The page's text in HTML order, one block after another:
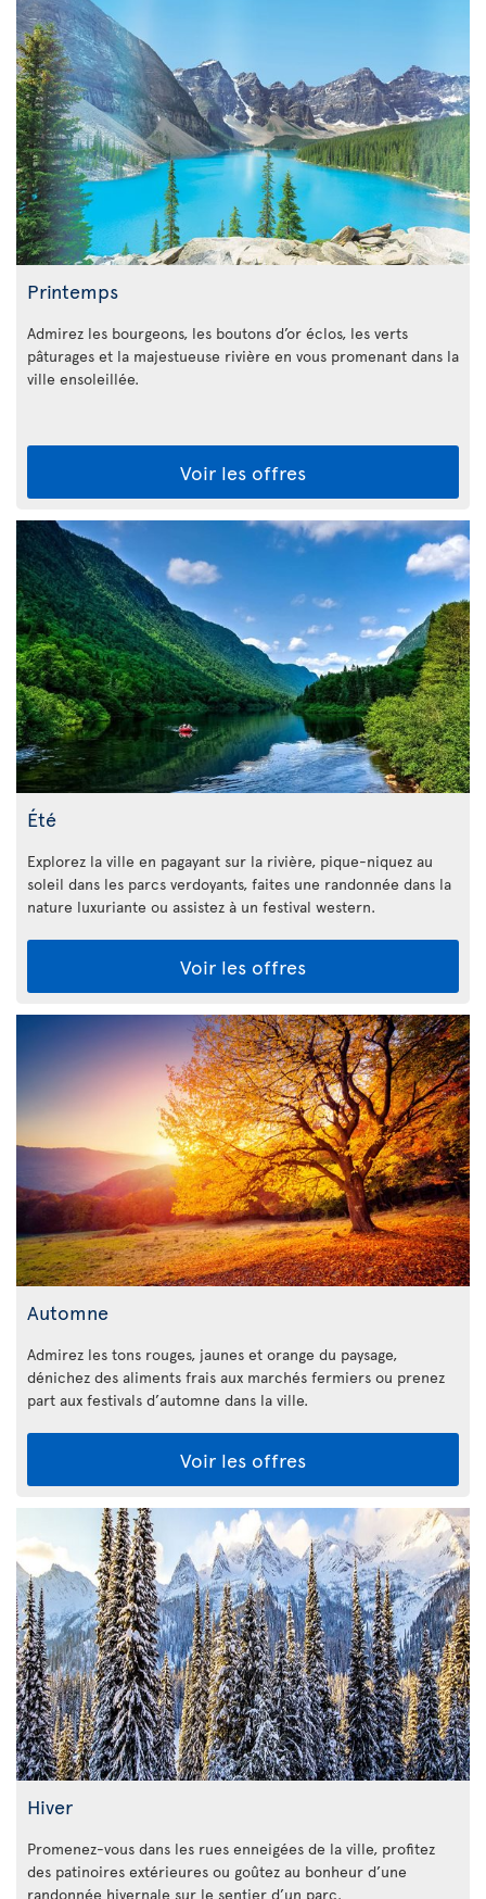
Printemps
Admirez les bourgeons, les boutons d’or éclos, les verts
pâturages et la majestueuse rivière en vous promenant dans la
ville ensoleillée.
Voir les offres
Été
Explorez la ville en pagayant sur la rivière, pique-niquez au
soleil dans les parcs verdoyants, faites une randonnée dans la
nature luxuriante ou assistez à un festival western.
Voir les offres
Automne
Admirez les tons rouges, jaunes et orange du paysage,
dénichez des aliments frais aux marchés fermiers ou prenez
part aux festivals d’automne dans la ville.
Voir les offres
Hiver
Promenez-vous dans les rues enneigées de la ville, profitez
des patinoires extérieures ou goûtez au bonheur d’une
randonnée hivernale sur le sentier d’un parc.